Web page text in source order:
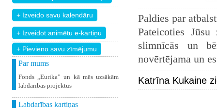
+ Pievieno savu zīmējumu
Par mums
Fonds „Eurika” un kā mēs uzsākām
labdarības projektus
Labdarības kartiņas
Paldies par
Pateicoties
slimnīcās un
novērtējama un
Katrīna Kukaine